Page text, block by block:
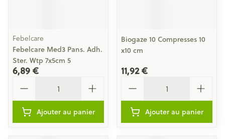
Febelcare
Febelcare Med3 Pans. Adh.
Ster. Wtp 7x5cm 5
6,89 €
Ajouter au panier
Biogaze 10 Compresses 10
x10 cm
11,92 €
Ajouter au panier